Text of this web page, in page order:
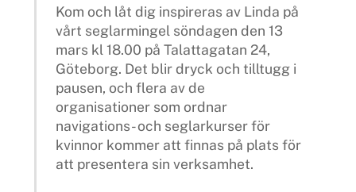
Kom och låt dig inspireras av Linda på
vårt seglarmingel söndagen den 13
mars kl 18.00 på Talattagatan 24,
Göteborg. Det blir dryck och tilltugg i
pausen, och flera av de
organisationer som ordnar
navigations- och seglarkurser för
kvinnor kommer att finnas på plats för
att presentera sin verksamhet.